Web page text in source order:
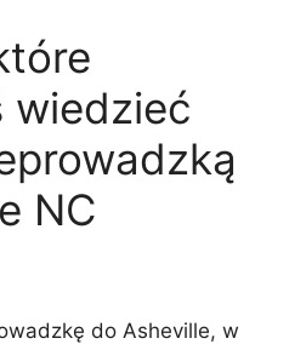
wiedzieć
NC
do Asheville, w